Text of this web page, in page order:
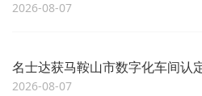
2026-08-07
名士达获马鞍山市数字化车间认
2026-08-07